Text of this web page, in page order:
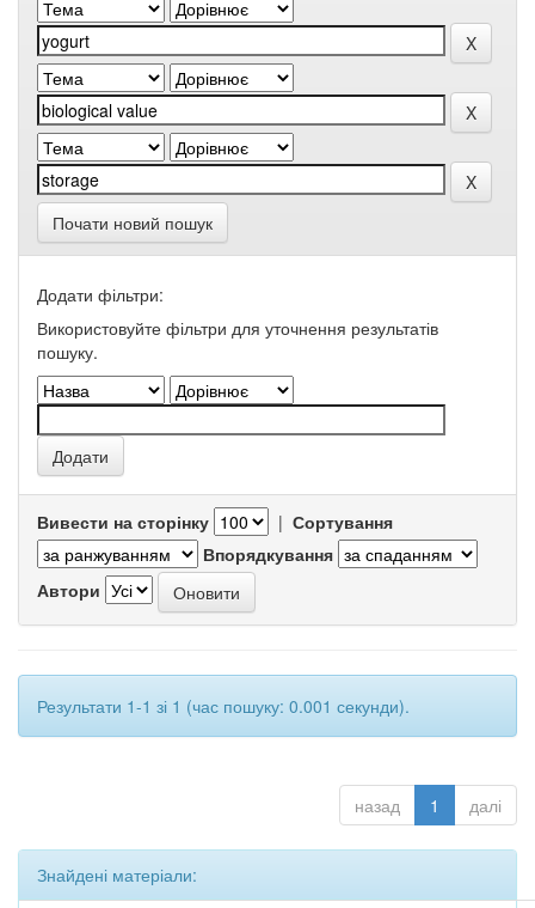
Почати новий пошук
Додати фільтри:
Використовуйте фільтри для уточнення результатів
пошуку.
Вивести на сторінку | Сортування
Впорядкування
Автори
Результати 1-1 зі 1 (час пошуку: 0.001 секунди).
назад 1 далі
Знайдені матеріали: